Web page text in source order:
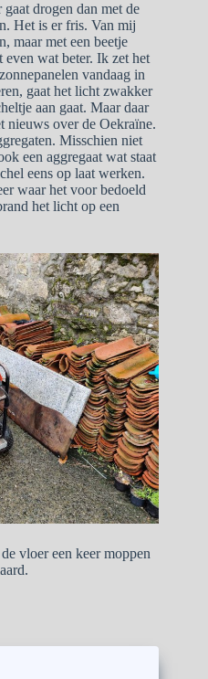
drogen dan met de
Het is er fris. Van mij
maar met een beetje
wat beter. Ik zet het
vandaag in
gaat het licht zwakker
aan gaat. Maar daar
nieuws over de Oekraïne.
Misschien niet
een aggregaat wat staat
eens op laat werken.
waar het voor bedoeld
het licht op een
vloer een keer moppen